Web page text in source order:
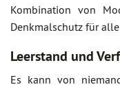
Kombination von
Denkmalschutz für
Leerstand und
Es kann von